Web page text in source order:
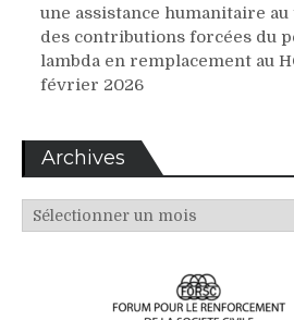
une assistance humanitaire
des contributions forcées du
lambda en remplacement au
février 2026
Archives
Archives